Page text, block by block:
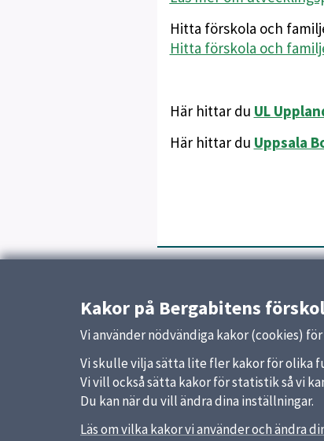
Hitta förskola och
Hitta förskola och
Här hittar du UL
Här hittar du Uppsala
Kakor på Bergabitens
Vi använder nödvändiga kakor (cookies)
Vi skulle vilja sätta lite fler kakor för olika
Vi vill också sätta kakor för statistik så vi
Du kan när du vill ändra dina inställningar.
Läs om vilka kakor vi använder och ändra